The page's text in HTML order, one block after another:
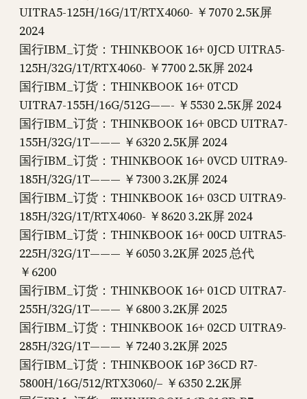
UITRA5-125H/16G/1T/RTX4060- ￥7070 2.5K屏
2024
国行IBM_订货：THINKBOOK 16+ 0JCD UITRA5-
125H/32G/1T/RTX4060- ￥7700 2.5K屏 2024
国行IBM_订货：THINKBOOK 16+ 0TCD
UITRA7-155H/16G/512G——- ￥5530 2.5K屏 2024
国行IBM_订货：THINKBOOK 16+ 0BCD UITRA7-
155H/32G/1T——— ￥6320 2.5K屏 2024
国行IBM_订货：THINKBOOK 16+ 0VCD UITRA9-
185H/32G/1T——— ￥7300 3.2K屏 2024
国行IBM_订货：THINKBOOK 16+ 03CD UITRA9-
185H/32G/1T/RTX4060- ￥8620 3.2K屏 2024
国行IBM_订货：THINKBOOK 16+ 00CD UITRA5-
225H/32G/1T——— ￥6050 3.2K屏 2025 总代
￥6200
国行IBM_订货：THINKBOOK 16+ 01CD UITRA7-
255H/32G/1T——— ￥6800 3.2K屏 2025
国行IBM_订货：THINKBOOK 16+ 02CD UITRA9-
285H/32G/1T——— ￥7240 3.2K屏 2025
国行IBM_订货：THINKBOOK 16P 36CD R7-
5800H/16G/512/RTX3060/– ￥6350 2.2K屏